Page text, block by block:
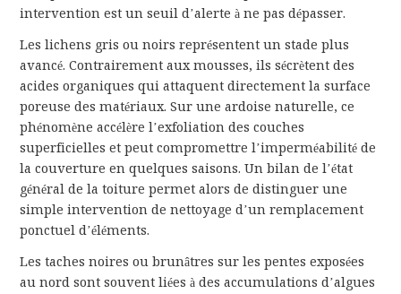
intervention est un seuil d’alerte à ne pas dépasser.
Les lichens gris ou noirs représentent un stade plus
avancé. Contrairement aux mousses, ils sécrètent des
acides organiques qui attaquent directement la surface
poreuse des matériaux. Sur une ardoise naturelle, ce
phénomène accélère l’exfoliation des couches
superficielles et peut compromettre l’imperméabilité de
la couverture en quelques saisons. Un bilan de l’état
général de la toiture permet alors de distinguer une
simple intervention de nettoyage d’un remplacement
ponctuel d’éléments.
Les taches noires ou brunâtres sur les pentes exposées
au nord sont souvent liées à des accumulations d’algues